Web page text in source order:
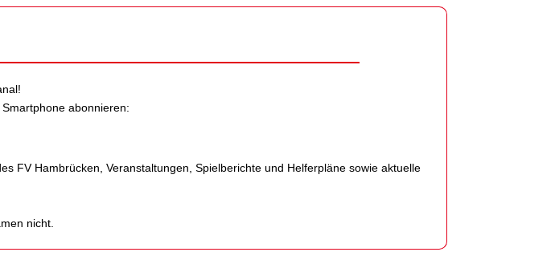
abonnieren:
FV Hambrücken, Veranstaltungen, Spielberichte und Helferpläne sowie aktuelle
nicht.